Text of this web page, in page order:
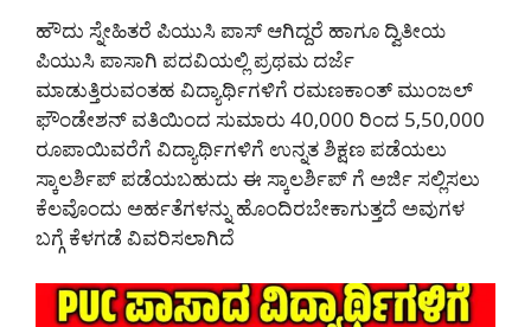
ಹೌದು ಸ್ನೇಹಿತರೆ ಪಿಯುಸಿ ಪಾಸ್ ಆಗಿದ್ದರೆ ಹಾಗೂ ದ್ವಿತೀಯ
ಪಿಯುಸಿ ಪಾಸಾಗಿ ಪದವಿಯಲ್ಲಿ ಪ್ರಥಮ ದರ್ಜೆ
ಮಾಡುತ್ತಿರುವಂತಹ ವಿದ್ಯಾರ್ಥಿಗಳಿಗೆ ರಮಣಕಾಂತ್ ಮುಂಜಲ್
ಫೌಂಡೇಶನ್ ವತಿಯಿಂದ ಸುಮಾರು 40,000 ರಿಂದ 5,50,000
ರೂಪಾಯಿವರೆಗೆ ವಿದ್ಯಾರ್ಥಿಗಳಿಗೆ ಉನ್ನತ ಶಿಕ್ಷಣ ಪಡೆಯಲು
ಸ್ಕಾಲರ್ಶಿಪ್ ಪಡೆಯಬಹುದು ಈ ಸ್ಕಾಲರ್ಶಿಪ್ ಗೆ ಅರ್ಜಿ ಸಲ್ಲಿಸಲು
ಕೆಲವೊಂದು ಅರ್ಹತೆಗಳನ್ನು ಹೊಂದಿರಬೇಕಾಗುತ್ತದೆ ಅವುಗಳ
ಬಗ್ಗೆ ಕೆಳಗಡೆ ವಿವರಿಸಲಾಗಿದೆ